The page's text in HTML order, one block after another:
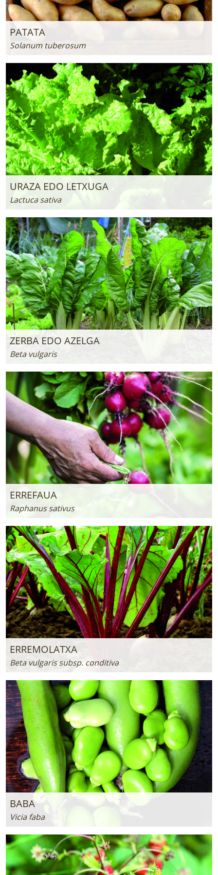
LURRAREN AGENDA
AZOKA
PATATA
Solanum tuberosum
URAZA EDO LETXUGA
Lactuca sativa
ZERBA EDO AZELGA
Beta vulgaris
ERREFAUA
Raphanus sativus
ERREMOLATXA
Beta vulgaris subsp. conditiva
BABA
Vicia faba